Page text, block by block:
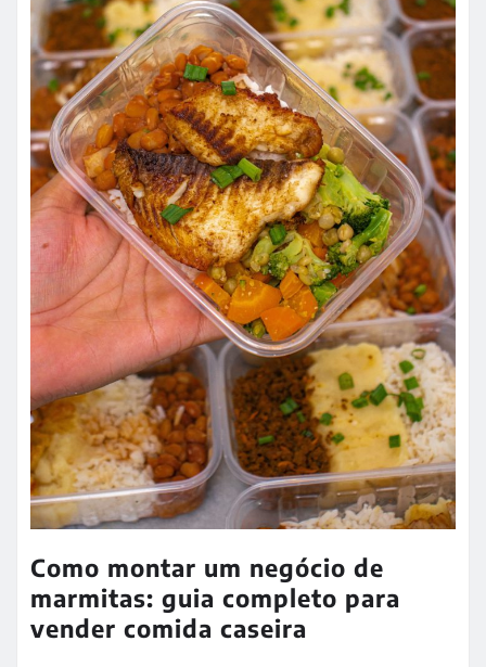
No ano em que celebra 35 anos de história, a
Banda Imagem inicia um novo capítulo de sua
trajetória. A…
LEIA MAIS